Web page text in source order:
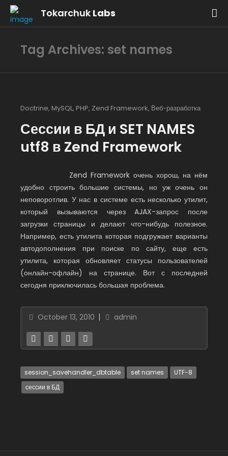
Tokarchuk Labs
Tag Archives: set names
Doctrine, MySQL, PHP, Zend Framework, Веб-разработка
Сессии в БД и SET NAMES
utf8 в Zend Framework
Zend Framework очень хорош, на нём
удобно строить большие системы, но уж очень он
неповоротлив. У нас в системе есть несколько утилит,
который вызываются через AJAX-запрос после
загрузки страницы и делают что-нибудь полезное.
Например, есть утилита которая подгружает варианты
автодополнения при поиске по сайту, еще есть
утилита, которая обновляет статусы пользователей
(онлайн-офлайн) на странице. Вот с последней
сегодня приключилась большая проблема.
October 13, 2010 admin
session_savehandler_dbtable set names
UTF-8
сессии в БД